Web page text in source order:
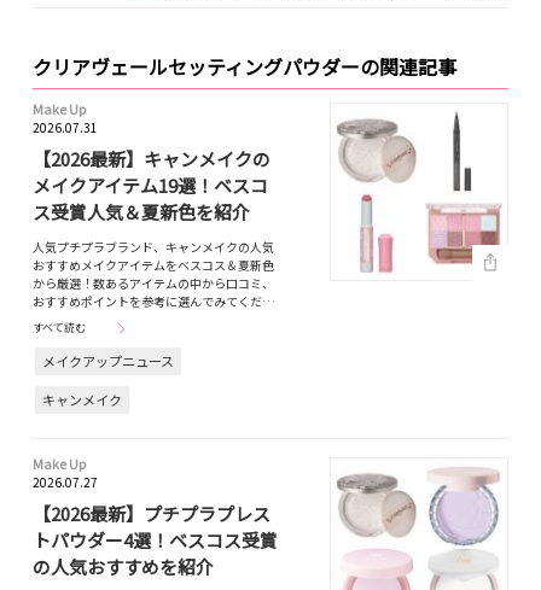
クリアヴェールセッティングパウダーの関連記事
Make Up
2026.07.31
【2026最新】キャンメイクの
メイクアイテム19選！ベスコ
ス受賞人気＆夏新色を紹介
人気プチプラブランド、キャンメイクの人気
おすすめメイクアイテムをベスコス＆夏新色
から厳選！数あるアイテムの中から口コミ、
おすすめポイントを参考に選んでみてくだ…
すべて読む
メイクアップニュース
キャンメイク
Make Up
2026.07.27
【2026最新】プチプラプレス
トパウダー4選！ベスコス受賞
の人気おすすめを紹介